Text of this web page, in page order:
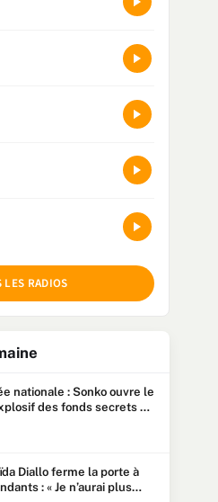
LES RADIOS
nationale : Sonko ouvre le
des fonds secrets et
présidentiel
Diallo ferme la porte à
: « Je n’aurai plus